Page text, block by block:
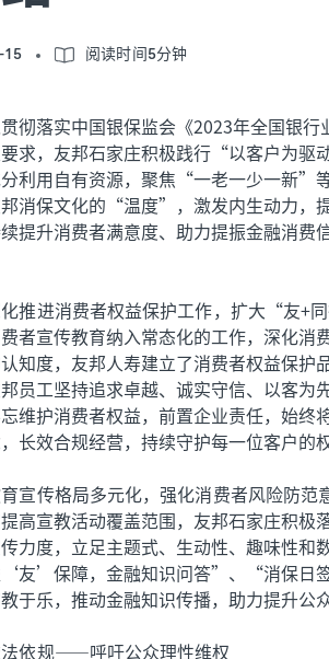
15 阅读时间5分钟
彻落实中国银保监会《2023年全国银
求，友邦石家庄积极践行“以客户为驱
利用自有资源，聚焦“一老一少一新”
消保文化的“温度”，激发内生动力，
提升消费者满意度、助力提振金融消
推进消费者权益保护工作，扩大“友+
者宣传教育纳入常态化的工作，深化
知度，友邦人寿建立了消费者权益保
员工坚持追求卓越、诚实守信、以客
维护消费者权益，前置企业责任，始
长效合规经营，持续守护每一位客户的权
宣传格局多元化，强化消费者风险防范
高宣教活动覆盖范围，友邦石家庄积
力度，立足主题式、生动性、趣味性
‘友’保障，金融知识问答”、“消保日
于乐，推动金融知识传播，助力提升
依规——呼吁公众理性维权